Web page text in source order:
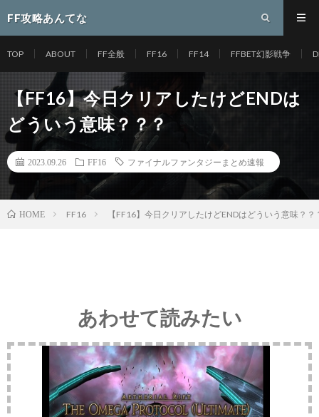
FF攻略あんてな
TOP ABOUT FF全般 FF16 FF14 FFBET幻影戦争
【FF16】今日クリアしたけどENDは
どういう意味？？？
2023.09.26 FF16 ファイナルファンタジーまとめ速報
HOME FF16 【FF16】今日クリアしたけどENDはどういう意味？？
あわせて読みたい